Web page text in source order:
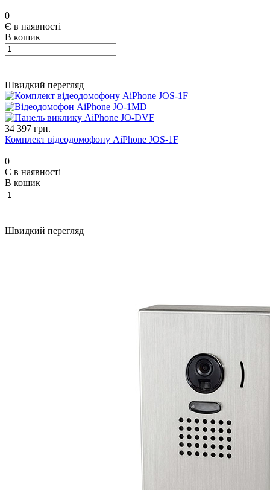
0
Є в наявності
В кошик
Швидкий перегляд
34 397 грн.
Комплект відеодомофону AiPhone JOS-1F
0
Є в наявності
В кошик
Швидкий перегляд